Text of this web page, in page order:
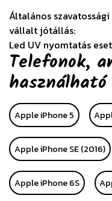
Általános
vállalt jótállás:
Led UV nyomtatás
Telefonok,
használható
Apple iPhone 5
Apple iPhone SE (2016)
Apple iPhone 6S